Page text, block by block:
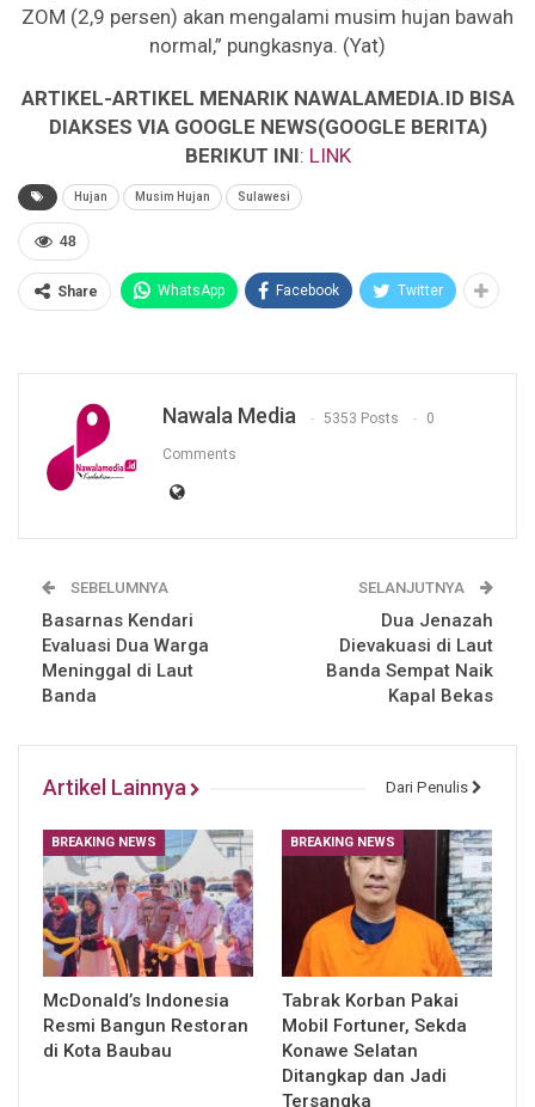
ZOM (2,9 persen) akan mengalami musim hujan bawah
normal,” pungkasnya. (Yat)
ARTIKEL-ARTIKEL MENARIK NAWALAMEDIA.ID BISA
DIAKSES VIA GOOGLE NEWS(GOOGLE BERITA)
BERIKUT INI: LINK
Hujan Musim Hujan Sulawesi
48
Share WhatsApp Facebook Twitter
Nawala Media 5353 Posts 0
Comments
SEBELUMNYA
Basarnas Kendari
Evaluasi Dua Warga
Meninggal di Laut
Banda
SELANJUTNYA
Dua Jenazah
Dievakuasi di Laut
Banda Sempat Naik
Kapal Bekas
Artikel Lainnya Dari Penulis
BREAKING NEWS
McDonald’s Indonesia
Resmi Bangun Restoran
di Kota Baubau
BREAKING NEWS
Tabrak Korban Pakai
Mobil Fortuner, Sekda
Konawe Selatan
Ditangkap dan Jadi
Tersangka